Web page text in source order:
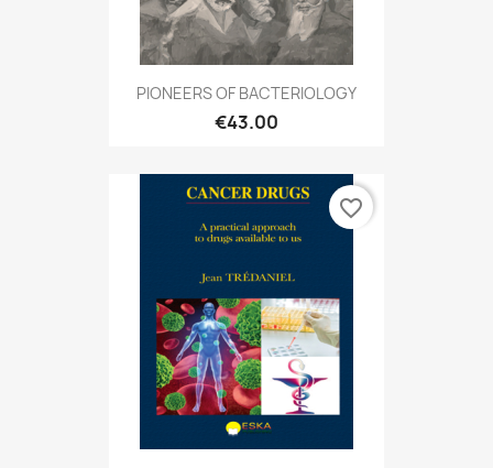
PIONEERS OF BACTERIOLOGY
€43.00
favorite_border